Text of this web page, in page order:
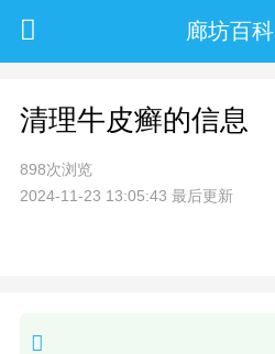
廊坊百科
清理牛皮癣的信息
898次浏览
2024-11-23 13:05:43 最后更新